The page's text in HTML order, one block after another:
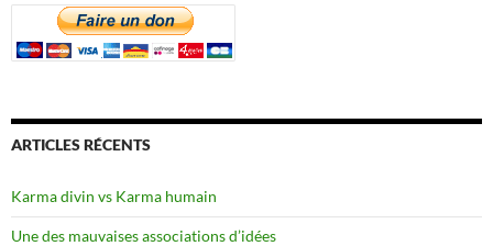
ARTICLES RÉCENTS
Karma divin vs Karma humain
Une des mauvaises associations d’idées